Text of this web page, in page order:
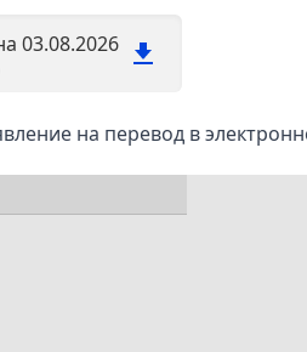
03.08.2026
на перевод в